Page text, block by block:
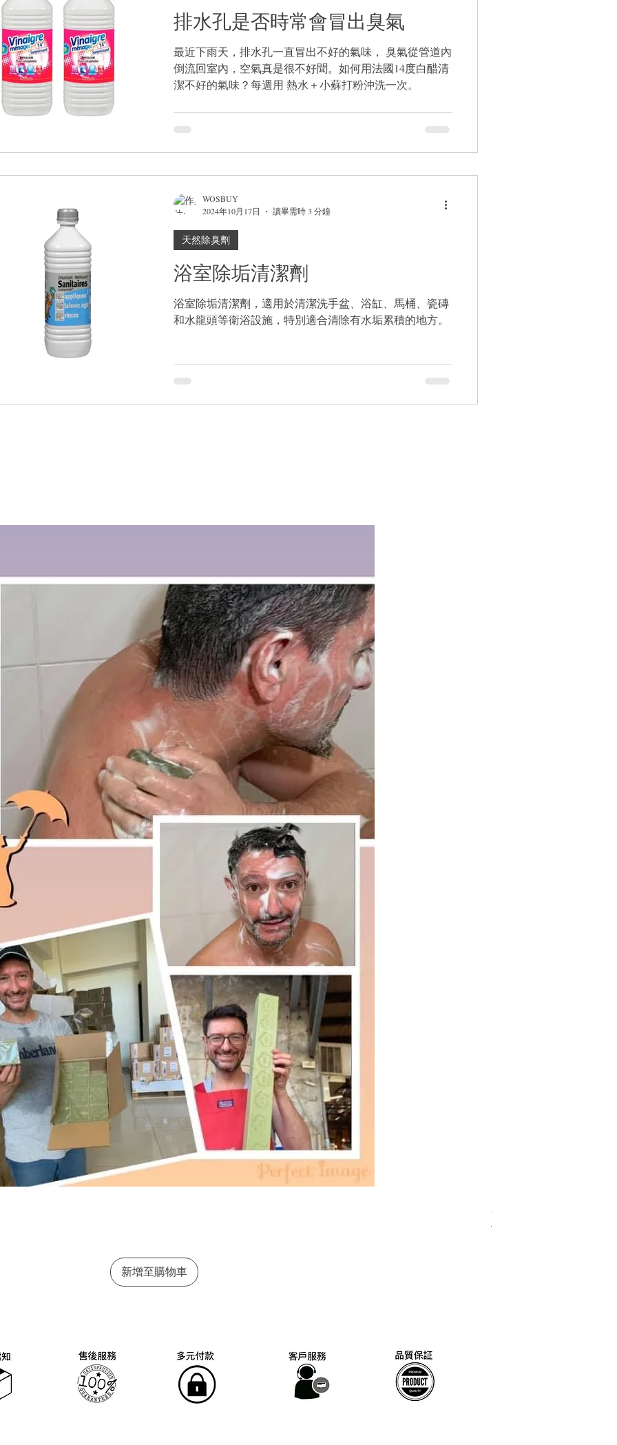
排水孔是否時常會冒出臭氣
最近下雨天，排水孔一直冒出不好的氣味， 臭氣從管道內
倒流回室內，空氣真是很不好聞。如何用法國14度白醋清
潔不好的氣味？每週用 熱水＋小蘇打粉沖洗一次。
浴室除垢清潔劑
浴室除垢清潔劑，適用於清潔洗手盆、浴缸、馬桶、瓷磚
和水龍頭等衛浴設施，特別適合清除有水垢累積的地方。
天然除臭劑
WOSBUY
2024年10月17日
讀畢需時 3 分鐘
新增至購物車
法國純橄欖油馬賽皂